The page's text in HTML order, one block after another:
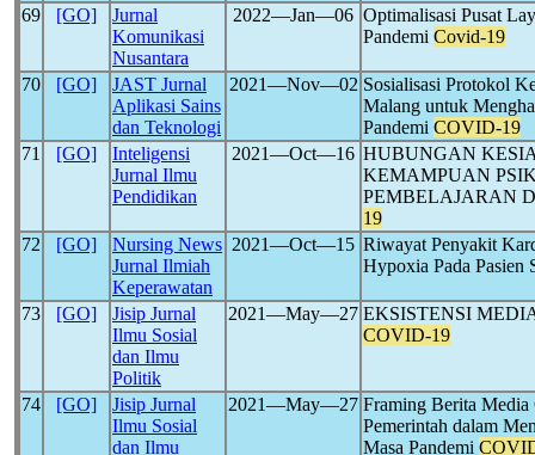
69 [GO]
Jurnal
Komunikasi
Nusantara
2022―Jan―06 Optimalisasi Pusat
Pandemi Covid-19
70 [GO]
JAST Jurnal
Aplikasi Sains
dan Teknologi
2021―Nov―02 Sosialisasi Protokol
Malang untuk
Pandemi COVID-19
71
[GO]
Inteligensi
Jurnal Ilmu
Pendidikan
2021―Oct―16 HUBUNGAN
KEMAMPUAN
PEMBELAJARAN
19
72
[GO]
Nursing News
Jurnal Ilmiah
Keperawatan
2021―Oct―15 Riwayat Penyakit
Hypoxia Pada Pasien
73 [GO]
Jisip Jurnal
Ilmu Sosial
dan Ilmu
Politik
2021―May―27 EKSISTENSI
COVID-19
74 [GO]
Jisip Jurnal
Ilmu Sosial
dan Ilmu
2021―May―27 Framing Berita
Pemerintah dalam
Masa Pandemi